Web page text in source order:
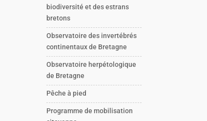
biodiversité et des estrans
bretons
Observatoire des invertébrés
continentaux de Bretagne
Observatoire herpétologique
de Bretagne
Pêche à pied
Programme de mobilisation